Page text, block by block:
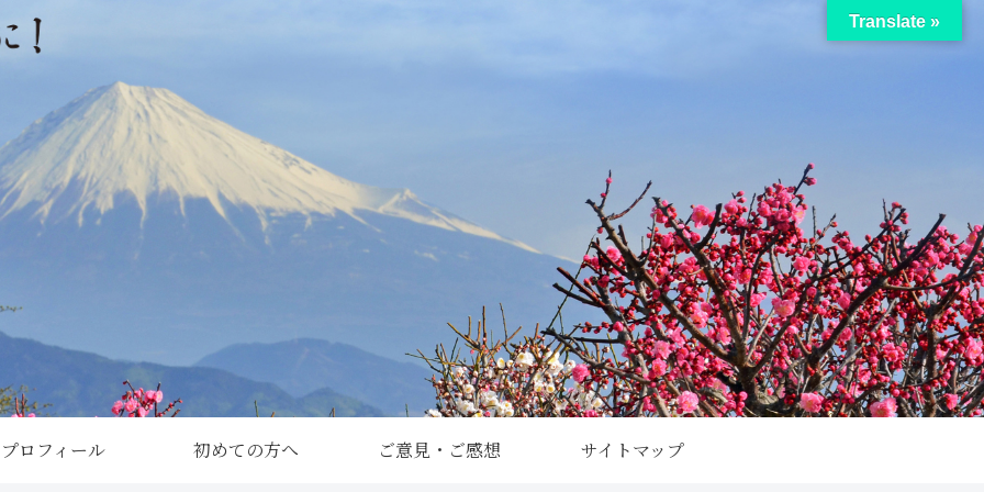
プロフィール 初めての方へ ご意見・ご感想 サイトマップ
Translate »